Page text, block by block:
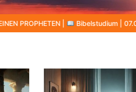
| 07.08.2026 | Hiob | Kap.42 –